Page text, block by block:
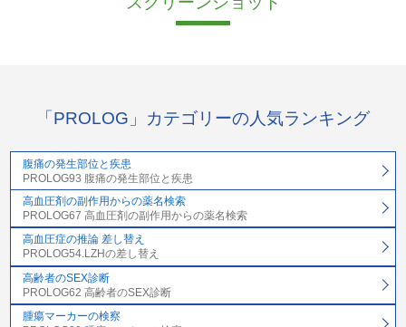
「PROLOG」カテゴリーの人気ランキング
腹痛の発生部位と疾患
PROLOG93 腹痛の発生部位と疾患
高血圧剤の副作用からの薬名検索
PROLOG67 高血圧剤の副作用からの薬名検索
高血圧症の推論 差し替え
PROLOG54.LZHの差し替え
高齢者のSEX診断
PROLOG62 高齢者のSEX診断
腫瘍マーカーの検察